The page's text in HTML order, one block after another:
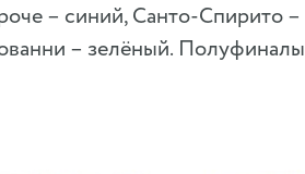
– синий, Санто-Спирито –
– зелёный. Полуфиналы